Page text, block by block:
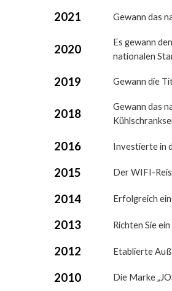
2021 Gewann das
2020
Es gewann
nationalen
2019 Gewann die
2018
Gewann das
2016 Investierte in
2015 Der WIFI-
2014 Erfolgreich
2013 Richten Sie
2012 Etablierte
2010 Die Marke